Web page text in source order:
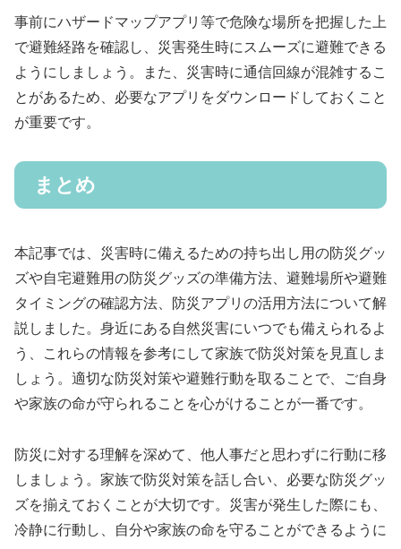
事前にハザードマップアプリ等で危険な場所を把握した上
で避難経路を確認し、災害発生時にスムーズに避難できる
ようにしましょう。また、災害時に通信回線が混雑するこ
とがあるため、必要なアプリをダウンロードしておくこと
が重要です。
まとめ
本記事では、災害時に備えるための持ち出し用の防災グッ
ズや自宅避難用の防災グッズの準備方法、避難場所や避難
タイミングの確認方法、防災アプリの活用方法について解
説しました。身近にある自然災害にいつでも備えられるよ
う、これらの情報を参考にして家族で防災対策を見直しま
しょう。適切な防災対策や避難行動を取ることで、ご自身
や家族の命が守られることを心がけることが一番です。
防災に対する理解を深めて、他人事だと思わずに行動に移
しましょう。家族で防災対策を話し合い、必要な防災グッ
ズを揃えておくことが大切です。災害が発生した際にも、
冷静に行動し、自分や家族の命を守ることができるように